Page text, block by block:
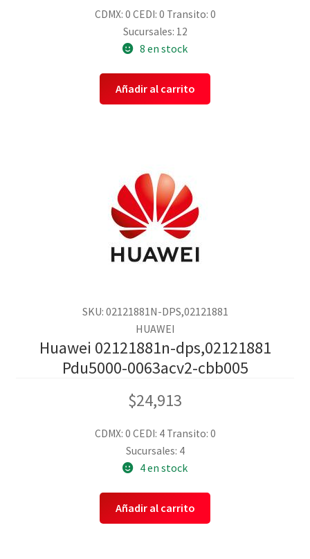
CDMX: 0 CEDI: 0 Transito: 0
Sucursales: 12
8 en stock
Añadir al carrito
SKU: 02121881N-DPS,02121881
HUAWEI
Huawei 02121881n-dps,02121881
Pdu5000-0063acv2-cbb005
$24,913
CDMX: 0 CEDI: 4 Transito: 0
Sucursales: 4
4 en stock
Añadir al carrito